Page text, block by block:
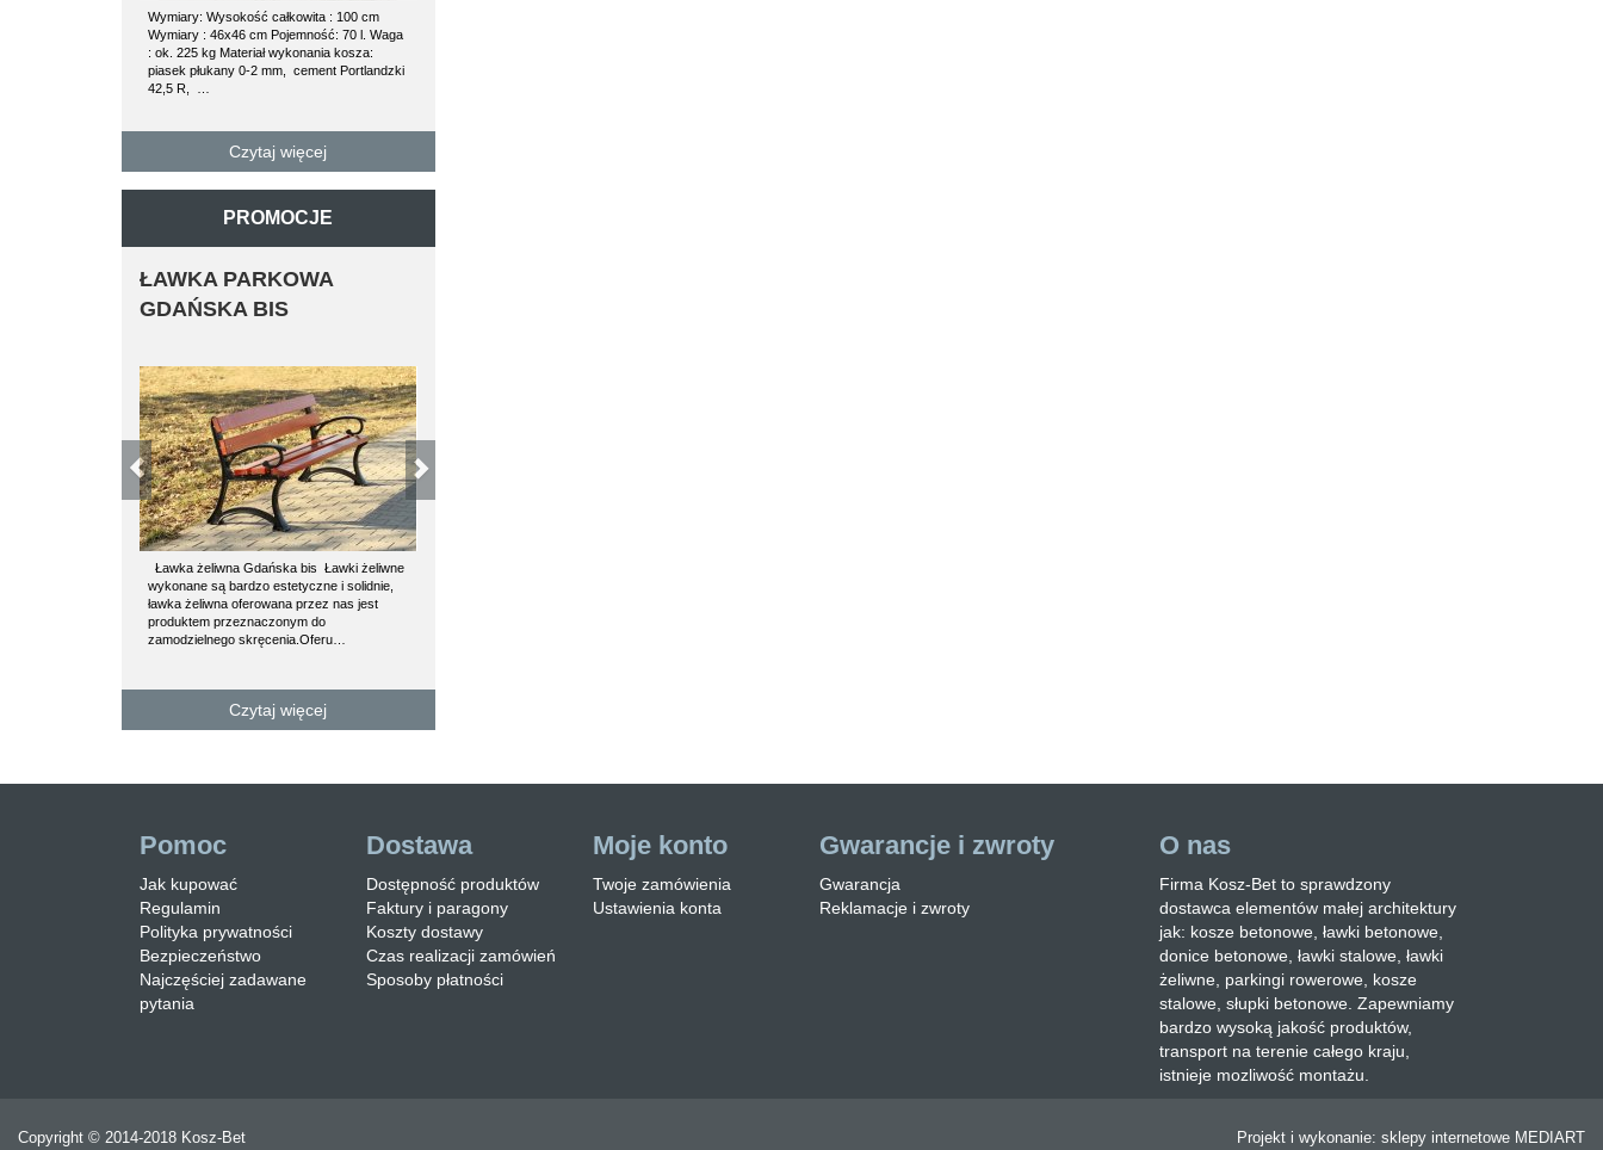
Wymiary: Wysokość całkowita : 100 cm
Wymiary : 46x46 cm Pojemność: 70 l. Waga
: ok. 225 kg Materiał wykonania kosza:
piasek płukany 0-2 mm, cement Portlandzki
42,5 R, …
Czytaj więcej
PROMOCJE
ŁAWKA PARKOWA
GDAŃSKA BIS
Ławka żeliwna Gdańska bis Ławki żeliwne
wykonane są bardzo estetyczne i solidnie,
ławka żeliwna oferowana przez nas jest
produktem przeznaczonym do
zamodzielnego skręcenia.Oferu…
Czytaj więcej
Pomoc
Jak kupować
Regulamin
Polityka prywatności
Bezpieczeństwo
Najczęściej zadawane
pytania
Dostawa
Dostępność produktów
Faktury i paragony
Koszty dostawy
Czas realizacji zamówień
Sposoby płatności
Moje konto
Twoje zamówienia
Ustawienia konta
Gwarancje i zwroty
Gwarancja
Reklamacje i zwroty
O nas
Firma Kosz-Bet to sprawdzony
dostawca elementów małej architektury
jak: kosze betonowe, ławki betonowe,
donice betonowe, ławki stalowe, ławki
żeliwne, parkingi rowerowe, kosze
stalowe, słupki betonowe. Zapewniamy
bardzo wysoką jakość produktów,
transport na terenie całego kraju,
istnieje mozliwość montażu.
Copyright © 2014-2018 Kosz-Bet Projekt i wykonanie: sklepy internetowe MEDIART